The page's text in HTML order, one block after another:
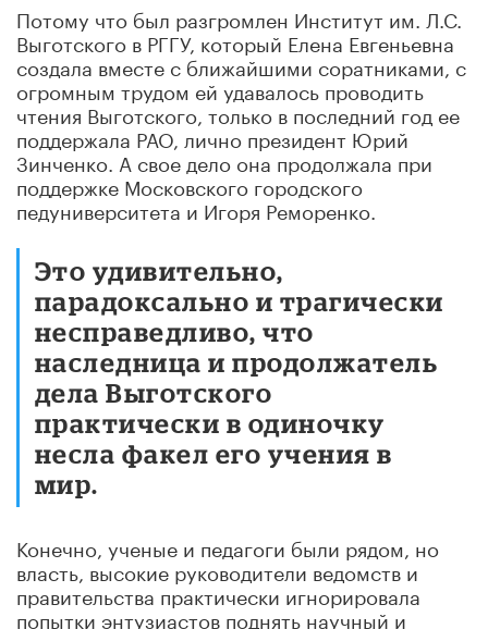
Потому что был разгромлен Институт им. Л.С.
Выготского в РГГУ, который Елена Евгеньевна
создала вместе с ближайшими соратниками, с
огромным трудом ей удавалось проводить
чтения Выготского, только в последний год ее
поддержала РАО, лично президент Юрий
Зинченко. А свое дело она продолжала при
поддержке Московского городского
педуниверситета и Игоря Реморенко.
Это удивительно,
парадоксально и трагически
несправедливо, что
наследница и продолжатель
дела Выготского
практически в одиночку
несла факел его учения в
мир.
Конечно, ученые и педагоги были рядом, но
власть, высокие руководители ведомств и
правительства практически игнорировала
попытки энтузиастов поднять научный и